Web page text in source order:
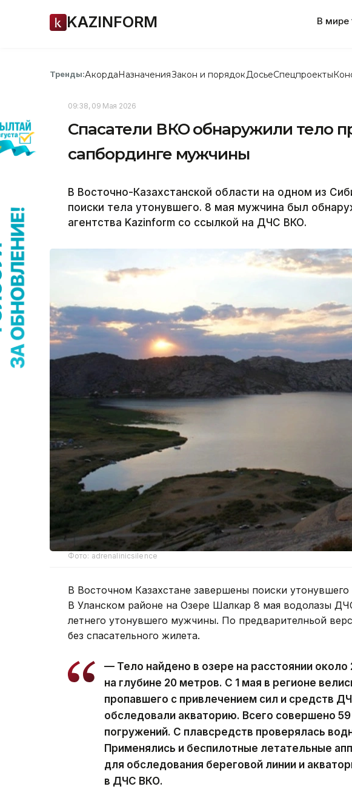
KAZINFORM В мире
Тренды:АкордаНазначенияЗакон и порядок ДосьеСпецпроекты
09:38, 09 Мая 2026
Спасатели ВКО обнаружили тело
сапбординге мужчины
В Восточно-Казахстанской области на одном из
поиски тела утонувшего. 8 мая мужчина был
агентства Kazinform со ссылкой на ДЧС ВКО.
Фото: adrenalinicsilence
В Восточном Казахстане завершены поиски
В Уланском районе на Озере Шалкар 8 мая водолазы
летнего утонувшего мужчины. По предварителньой
без спасательного жилета.
— Тело найдено в озере на расстоянии около
на глубине 20 метров. С 1 мая в регионе
пропавшего с привлечением сил и средств
обследовали акваторию. Всего совершено
погружений. С плавсредств проверялась
Применялись и беспилотные летательные
для обследования береговой линии и
в ДЧС ВКО.